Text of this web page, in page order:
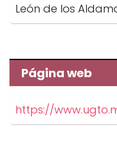
León de los
Página web
https://